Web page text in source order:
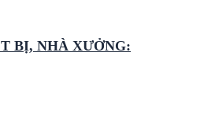
BỊ, NHÀ XƯỞNG: